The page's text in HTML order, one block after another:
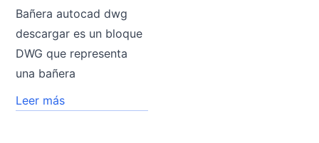
Bañera autocad dwg
descargar es un bloque
DWG que representa
una bañera
Leer más